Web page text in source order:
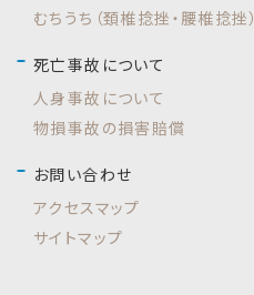
むちうち（頚椎捻挫・腰椎捻挫）
死亡事故について
人身事故について
物損事故の損害賠償
お問い合わせ
アクセスマップ
サイトマップ